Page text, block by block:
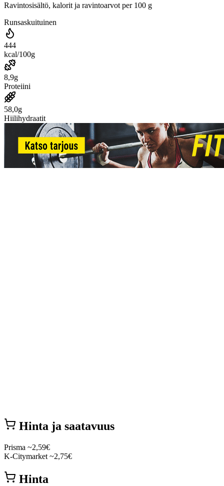
Ravintosisältö, kalorit ja ravintoarvot per 100 g
Runsaskuituinen
444
kcal/100g
8,9g
Proteiini
58,0g
Hiilihydraatit
Hinta ja saatavuus
Prisma ~2,59€
K-Citymarket ~2,75€
Hinta